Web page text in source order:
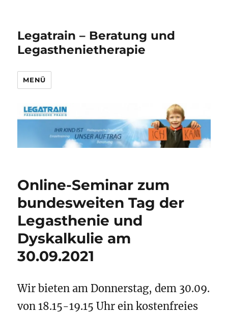
Legatrain – Beratung und
Legasthenietherapie
MENÜ
Online-Seminar zum
bundesweiten Tag der
Legasthenie und
Dyskalkulie am
30.09.2021
Wir bieten am Donnerstag, dem 30.09.
von 18.15-19.15 Uhr ein kostenfreies